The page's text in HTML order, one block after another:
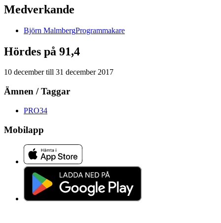
Medverkande
Björn MalmbergProgrammakare
Hördes på 91,4
10 decembertill 31 december 2017
Ämnen / Taggar
PRO34
Mobilapp